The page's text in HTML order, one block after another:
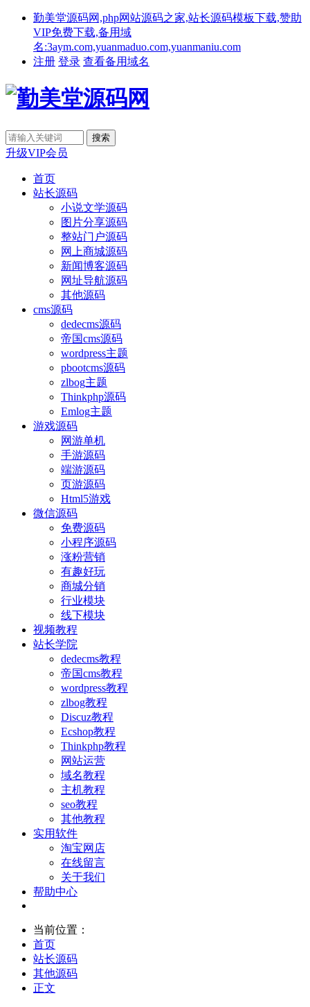
勤美堂源码网,php网站源码之家,站长源码模板下载,赞助
VIP免费下载,备用域
名:3aym.com,yuanmaduo.com,yuanmaniu.com
注册 登录 查看备用域名
升级VIP会员
首页
站长源码
小说文学源码
图片分享源码
整站门户源码
网上商城源码
新闻博客源码
网址导航源码
其他源码
cms源码
dedecms源码
帝国cms源码
wordpress主题
pbootcms源码
zlbog主题
Thinkphp源码
Emlog主题
游戏源码
网游单机
手游源码
端游源码
页游源码
Html5游戏
微信源码
免费源码
小程序源码
涨粉营销
有趣好玩
商城分销
行业模块
线下模块
视频教程
站长学院
dedecms教程
帝国cms教程
wordpress教程
zlbog教程
Discuz教程
Ecshop教程
Thinkphp教程
网站运营
域名教程
主机教程
seo教程
其他教程
实用软件
淘宝网店
在线留言
关于我们
帮助中心
当前位置：
首页
站长源码
其他源码
正文